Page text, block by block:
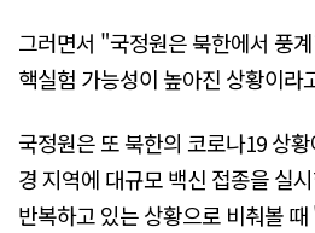
그러면서 "국정원은 북한에서 풍
핵실험 가능성이 높아진 상황이
국정원은 또 북한의 코로나19 상
경 지역에 대규모 백신 접종을 실
반복하고 있는 상황으로 비춰볼